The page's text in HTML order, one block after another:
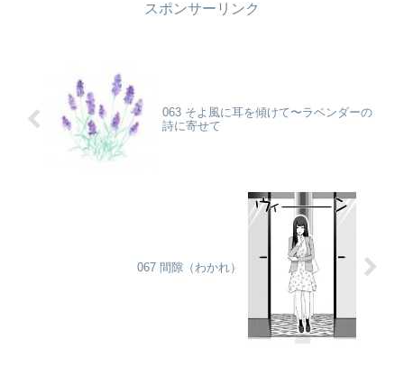
スポンサーリンク
063 そよ風に耳を傾けて〜ラベンダーの
詩に寄せて
067 間隙（わかれ）